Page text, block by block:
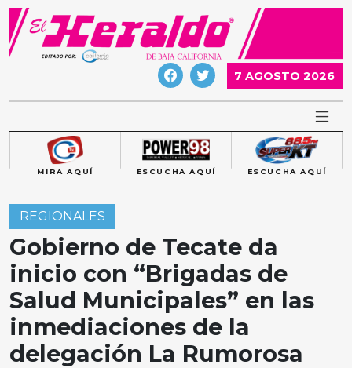
Skip
content
7 AGOSTO 2026
MIRA AQUÍ ESCUCHA AQUÍ ESCUCHA AQUÍ
REGIONALES
Gobierno de Tecate da
inicio con “Brigadas de
Salud Municipales” en las
inmediaciones de la
delegación La Rumorosa